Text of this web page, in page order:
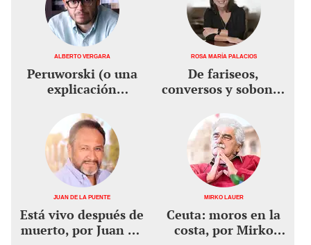
Alberto Vergara
Peruworski (o una
explicación
Alberto Vergara
Rosa María Palacios
De fariseos,
conversos y sobones
María Palacios
Juan De la Puente
Está vivo después de
muerto, por Juan De
Mirko Lauer
Ceuta: moros en la
costa, por Mirko